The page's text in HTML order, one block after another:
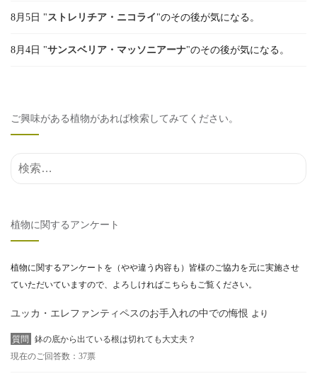
8月5日 "ストレリチア・ニコライ "のその後が気になる。
8月4日 "サンスベリア・マッソニアーナ"のその後が気になる。
ご興味がある植物があれば検索してみてください。
検索結果:
植物に関するアンケート
植物に関するアンケートを（やや違う内容も）皆様のご協力を元に実施させ
ていただいていますので、よろしければこちらもご覧ください。
ユッカ・エレファンティペスのお手入れの中での悔恨 より
質問
鉢の底から出ている根は切れても大丈夫？
現在のご回答数：37票